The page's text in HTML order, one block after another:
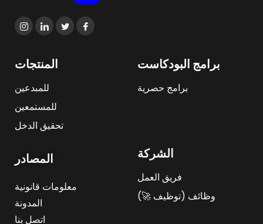
المنتجات
للمبدعين
للمستمعين
تحقيق الدخل
برامج البودكاست
برامج حصرية
المصادر
معلومات قانونية
المدونة
اتصل بنا
الشركة
فريق العمل
وظائف (توظيف 🚀)